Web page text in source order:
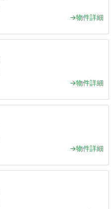
→物件詳細
→物件詳細
→物件詳細